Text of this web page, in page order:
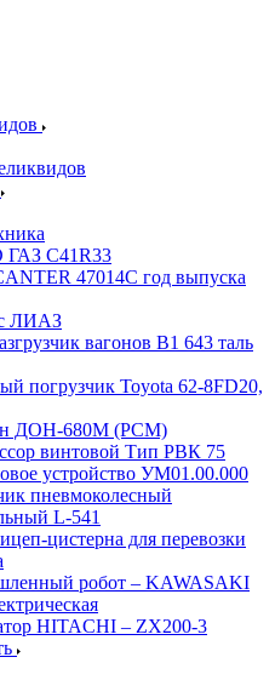
ГАЗ С41R33
47014C год выпуска
ЛИАЗ
вагонов В1 643 таль
погрузчик Toyota 62-8FD20,
ДОН-680М (РСМ)
винтовой Тип РВК 75
устройство УМ01.00.000
пневмоколесный
L-541
цистерна для перевозки
робот – KAWASAKI
HITACHI – ZX200-3